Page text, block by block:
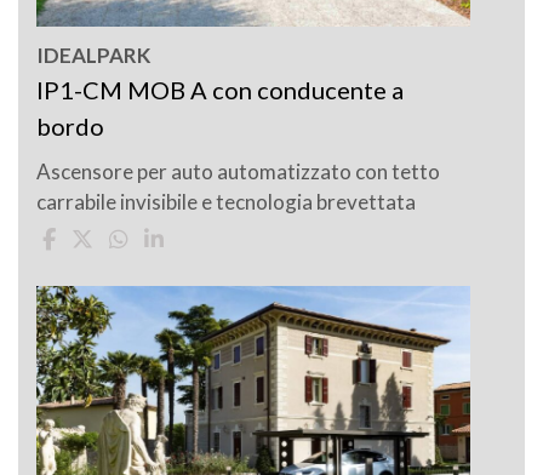
IDEALPARK
IP1-CM MOB A con conducente a
bordo
Ascensore per auto automatizzato con tetto
carrabile invisibile e tecnologia brevettata